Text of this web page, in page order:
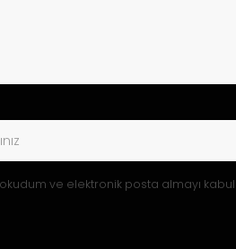
okudum ve elektronik posta almayı kabul